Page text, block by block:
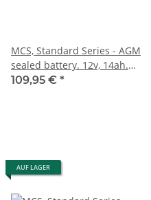
MCS, Standard Series - AGM
sealed battery. 12v, 14ah.
240cca inkl. 7,50 Euro
109,95 € *
AUF LAGER